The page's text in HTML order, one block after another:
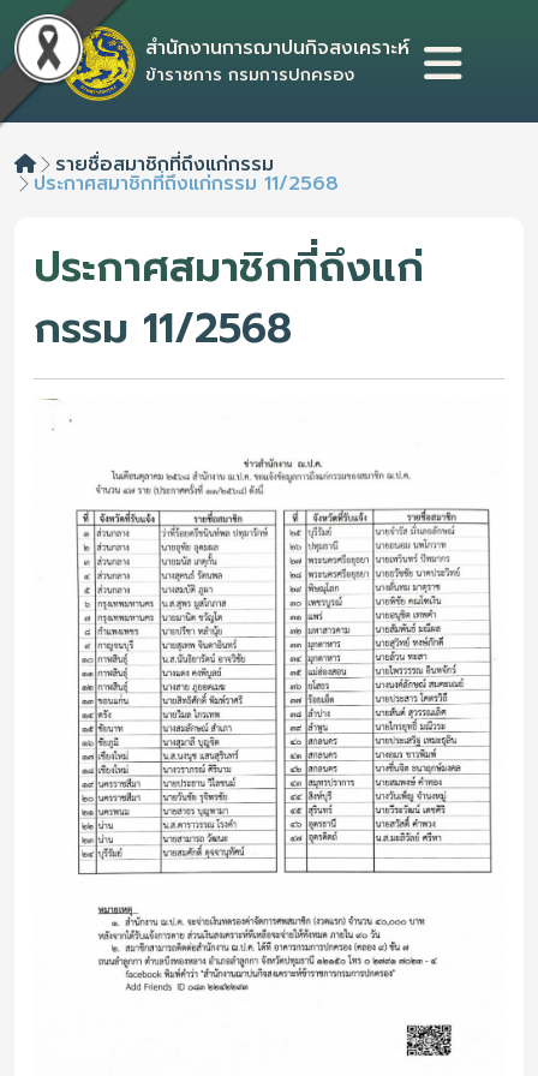
สำนักงานการฌาปนกิจสงเคราะห์
ข้าราชการ กรมการปกครอง
Home
รายชื่อสมาชิกที่ถึงแก่กรรม
ประกาศสมาชิกที่ถึงแก่กรรม 11/2568
ประกาศสมาชิกที่ถึงแก่
กรรม 11/2568